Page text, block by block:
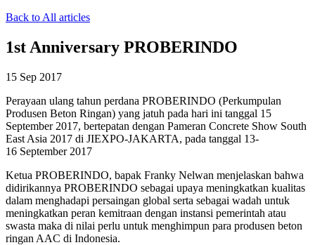
Back to All articles
1st Anniversary PROBERINDO
15 Sep 2017
Perayaan ulang tahun perdana PROBERINDO (Perkumpulan
Produsen Beton Ringan) yang jatuh pada hari ini tanggal 15
September 2017, bertepatan dengan Pameran Concrete Show South
East Asia 2017 di JIEXPO-JAKARTA, pada tanggal 13-
16 September 2017
Ketua PROBERINDO, bapak Franky Nelwan menjelaskan bahwa
didirikannya PROBERINDO sebagai upaya meningkatkan kualitas
dalam menghadapi persaingan global serta sebagai wadah untuk
meningkatkan peran kemitraan dengan instansi pemerintah atau
swasta maka di nilai perlu untuk menghimpun para produsen beton
ringan AAC di Indonesia.